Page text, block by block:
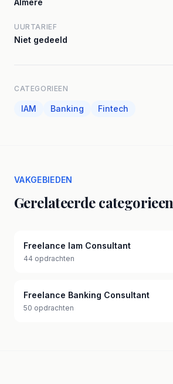
Almere
UURTARIEF
Niet gedeeld
CATEGORIEEN
IAM Banking Fintech
VAKGEBIEDEN
Gerelateerde categorieen
Freelance Iam Consultant
44 opdrachten
Freelance Banking Consultant
50 opdrachten